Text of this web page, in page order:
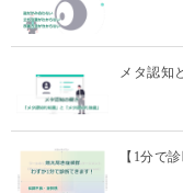
メタ認知
【1分で